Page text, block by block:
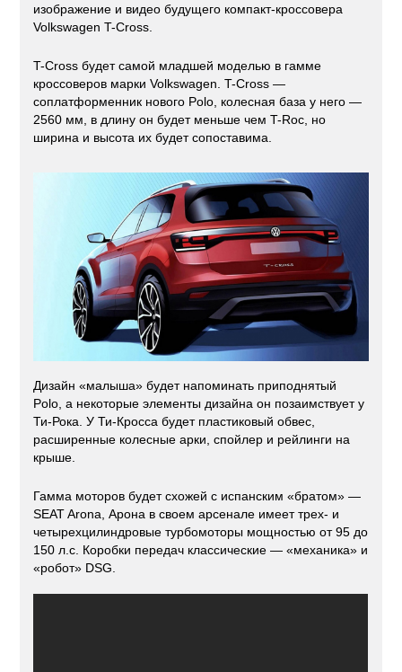
изображение и видео будущего компакт-кроссовера
Volkswagen T-Cross.
T-Cross будет самой младшей моделью в гамме
кроссоверов марки Volkswagen. T-Cross —
соплатформенник нового Polo, колесная база у него —
2560 мм, в длину он будет меньше чем T-Roc, но
ширина и высота их будет сопоставима.
Дизайн «малыша» будет напоминать приподнятый
Polo, а некоторые элементы дизайна он позаимствует у
Ти-Рока. У Ти-Кросса будет пластиковый обвес,
расширенные колесные арки, спойлер и рейлинги на
крыше.
Гамма моторов будет схожей с испанским «братом» —
SEAT Arona, Арона в своем арсенале имеет трех- и
четырехцилиндровые турбомоторы мощностью от 95 до
150 л.с. Коробки передач классические — «механика» и
«робот» DSG.